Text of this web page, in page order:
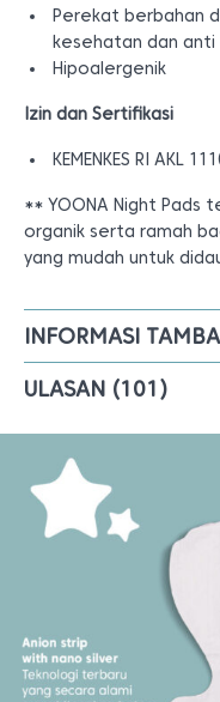
Perekat berbahan
kesehatan dan
Hipoalergenik
Izin dan Sertifikasi
KEMENKES RI AKL
** YOONA Night Pads
organik serta ramah
yang mudah untuk
INFORMASI
ULASAN (101)